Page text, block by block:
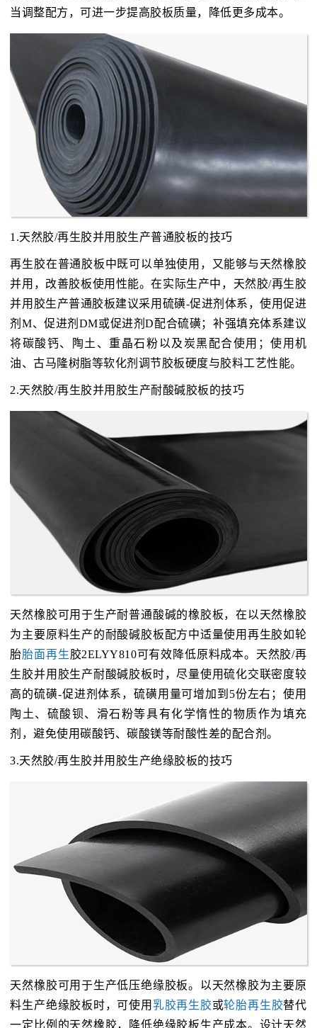
当调整配方，可进一步提高胶板质量，降低更多成本。
1.天然胶/再生胶并用胶生产普通胶板的技巧
再生胶在普通胶板中既可以单独使用，又能够与天然橡胶
并用，改善胶板使用性能。在实际生产中，天然胶/再生胶
并用胶生产普通胶板建议采用硫磺-促进剂体系，使用促进
剂M、促进剂DM或促进剂D配合硫磺；补强填充体系建议
将碳酸钙、陶土、重晶石粉以及炭黑配合使用；使用机
油、古马隆树脂等软化剂调节胶板硬度与胶料工艺性能。
2.天然胶/再生胶并用胶生产耐酸碱胶板的技巧
天然橡胶可用于生产耐普通酸碱的橡胶板，在以天然橡胶
为主要原料生产的耐酸碱胶板配方中适量使用再生胶如轮
胎胎面再生胶2ELYY810可有效降低原料成本。天然胶/再
生胶并用胶生产耐酸碱胶板时，尽量使用硫化交联密度较
高的硫磺-促进剂体系，硫磺用量可增加到5份左右；使用
陶土、硫酸钡、滑石粉等具有化学惰性的物质作为填充
剂，避免使用碳酸钙、碳酸镁等耐酸性差的配合剂。
3.天然胶/再生胶并用胶生产绝缘胶板的技巧
天然橡胶可用于生产低压绝缘胶板。以天然橡胶为主要原
料生产绝缘胶板时，可使用 乳胶再生胶或轮胎再生胶替代
一定比例的天然橡胶，降低绝缘胶板生产成本。设计天然